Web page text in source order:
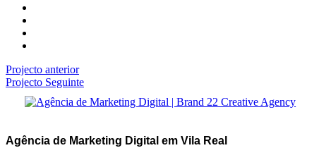
Projecto anterior
Projecto Seguinte
Agência de Marketing Digital em Vila Real